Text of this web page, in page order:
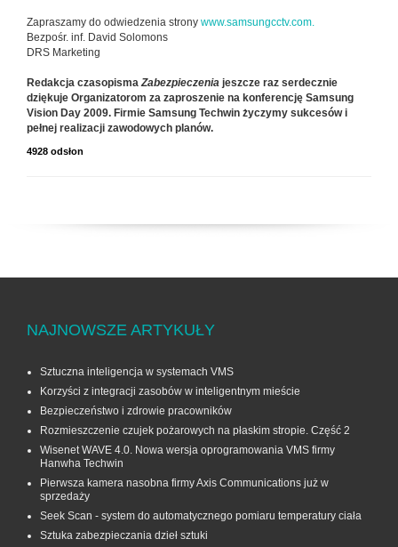
Zapraszamy do odwiedzenia strony www.samsungcctv.com.
Bezpośr. inf. David Solomons
DRS Marketing
Redakcja czasopismaZabezpieczenia jeszcze raz serdecznie
dziękuje Organizatorom za zaproszenie na konferencję Samsung
Vision Day 2009. Firmie Samsung Techwin życzymy sukcesów i
pełnej realizacji zawodowych planów.
4928 odsłon
NAJNOWSZE ARTYKUŁY
Sztuczna inteligencja w systemach VMS
Korzyści z integracji zasobów w inteligentnym mieście
Bezpieczeństwo i zdrowie pracowników
Rozmieszczenie czujek pożarowych na płaskim stropie. Część 2
Wisenet WAVE 4.0. Nowa wersja oprogramowania VMS firmy
Hanwha Techwin
Pierwsza kamera nasobna firmy Axis Communications już w
sprzedaży
Seek Scan - system do automatycznego pomiaru temperatury ciała
Sztuka zabezpieczania dzieł sztuki